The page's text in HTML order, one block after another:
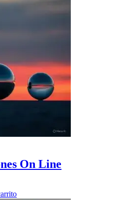
On Line